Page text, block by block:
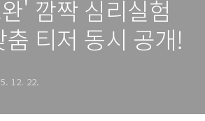
' 깜짝 심리실험
티저 동시 공개!
12. 22.